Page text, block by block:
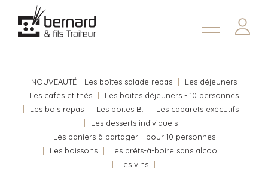
Demander une soumission
À propos
En
NOUVEAUTÉ - Les boîtes salade repas
Les déjeuners
Les cafés et thés
Les boites déjeuners - 10 personnes
Les bols repas
Les boites B.
Les cabarets exécutifs
Les desserts individuels
Les paniers à partager - pour 10 personnes
Les boissons
Les prêts-à-boire sans alcool
Les vins